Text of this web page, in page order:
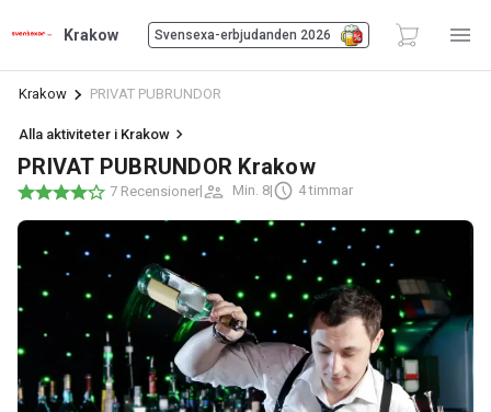
Krakow Svensexa-erbjudanden 2026
Krakow PRIVAT PUBRUNDOR
Alla aktiviteter i Krakow
PRIVAT PUBRUNDOR Krakow
7 Recensioner| Min. 8| 4 timmar